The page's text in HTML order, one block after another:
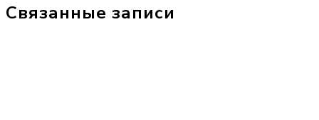
Связанные записи